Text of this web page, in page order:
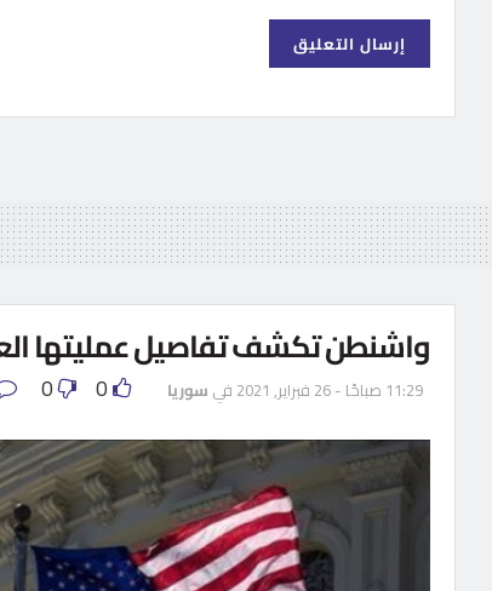
واشنطن تكشف تفاصيل عمليتها
11:29 صباحًا - 26 فبراير, 2021 في سوريا 0
0